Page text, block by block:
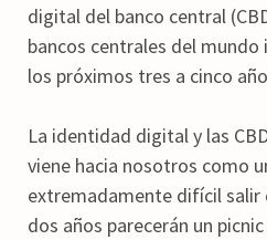
digital del banco central
bancos centrales del mundo
los próximos tres a cinco
La identidad digital y las
viene hacia nosotros como
extremadamente difícil salir
dos años parecerán un